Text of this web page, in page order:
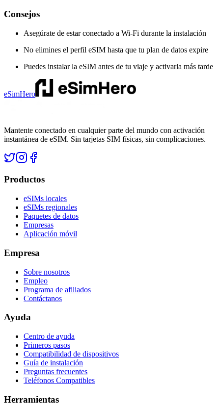
Consejos
Asegúrate de estar conectado a Wi-Fi durante la instalación
No elimines el perfil eSIM hasta que tu plan de datos expire
Puedes instalar la eSIM antes de tu viaje y activarla más tarde
eSimHero
Mantente conectado en cualquier parte del mundo con activación
instantánea de eSIM. Sin tarjetas SIM físicas, sin complicaciones.
Productos
eSIMs locales
eSIMs regionales
Paquetes de datos
Empresas
Aplicación móvil
Empresa
Sobre nosotros
Empleo
Programa de afiliados
Contáctanos
Ayuda
Centro de ayuda
Primeros pasos
Compatibilidad de dispositivos
Guía de instalación
Preguntas frecuentes
Teléfonos Compatibles
Herramientas